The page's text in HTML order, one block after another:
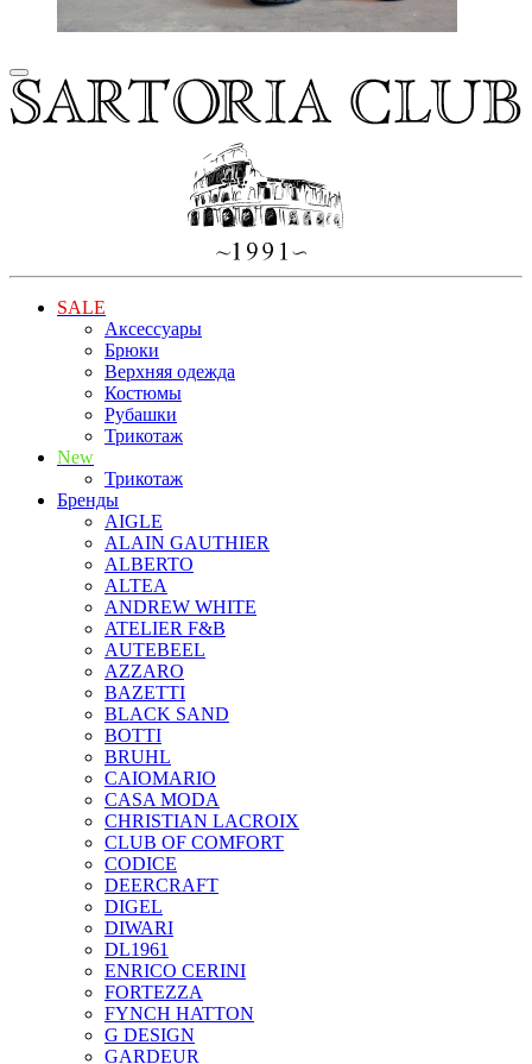
SALE
Аксессуары
Брюки
Верхняя одежда
Костюмы
Рубашки
Трикотаж
New
Трикотаж
Бренды
AIGLE
ALAIN GAUTHIER
ALBERTO
ALTEA
ANDREW WHITE
ATELIER F&B
AUTEBEEL
AZZARO
BAZETTI
BLACK SAND
BOTTI
BRUHL
CAIOMARIO
CASA MODA
CHRISTIAN LACROIX
CLUB OF COMFORT
CODICE
DEERCRAFT
DIGEL
DIWARI
DL1961
ENRICO CERINI
FORTEZZA
FYNCH HATTON
G DESIGN
GARDEUR